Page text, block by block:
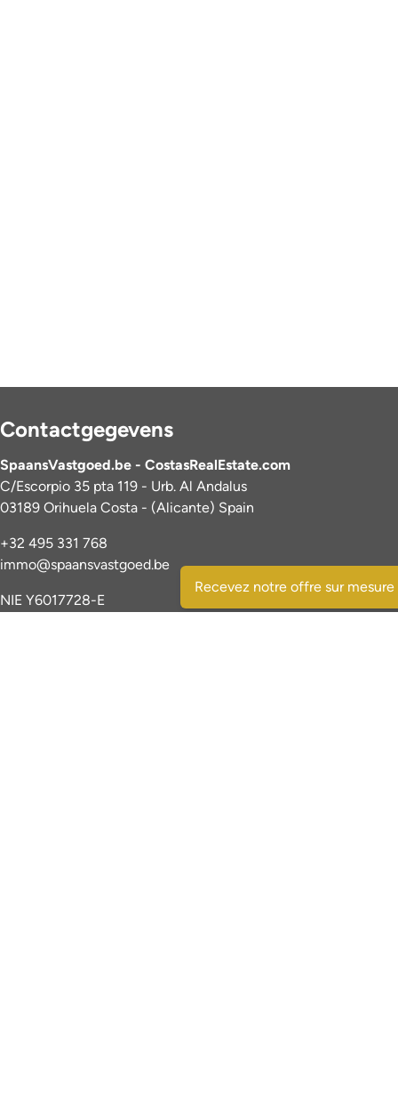
Contactgegevens
SpaansVastgoed.be - CostasRealEstate.com
C/Escorpio 35 pta 119 - Urb. Al Andalus
03189 Orihuela Costa - (Alicante) Spain
+32 495 331 768
immo@spaansvastgoed.be
NIE Y6017728-E
Recevez notre offre sur mesure